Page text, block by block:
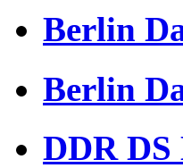
Berlin
Berlin
DDR